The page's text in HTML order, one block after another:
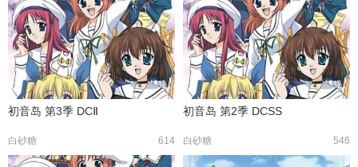
初音岛 第3季 DCⅡ
614
白砂糖
初音岛 第2季 DCSS
546
白砂糖